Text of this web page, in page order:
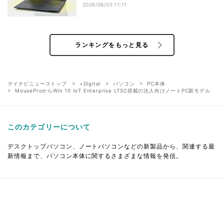
2026/08/05 11:11
ランキングをもっと見る
マイナビニューストップ +Digital パソコン
PC本体
MouseProからWin 10 IoT Enterprise LTSC搭載の法人向けノートPC新モデル
このカテゴリーについて
デスクトップパソコン、ノートパソコンなどの新製品から、関連する最
新情報まで、パソコン本体に関するさまざまな情報を発信。